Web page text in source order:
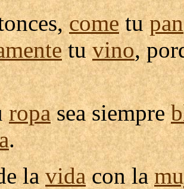
cometupan
tuvino,
ropasea siempre
.
lavidacon la